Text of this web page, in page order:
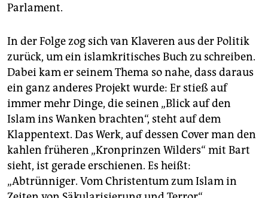
Parlament.
In der Folge zog sich van Klaveren aus der Politik
zurück, um ein islamkritisches Buch zu schreiben.
Dabei kam er seinem Thema so nahe, dass daraus
ein ganz anderes Projekt wurde: Er stieß auf
immer mehr Dinge, die seinen „Blick auf den
Islam ins Wanken brachten“, steht auf dem
Klappentext. Das Werk, auf dessen Cover man den
kahlen früheren „Kronprinzen Wilders“ mit Bart
sieht, ist gerade erschienen. Es heißt:
„Abtrünniger. Vom Christentum zum Islam in